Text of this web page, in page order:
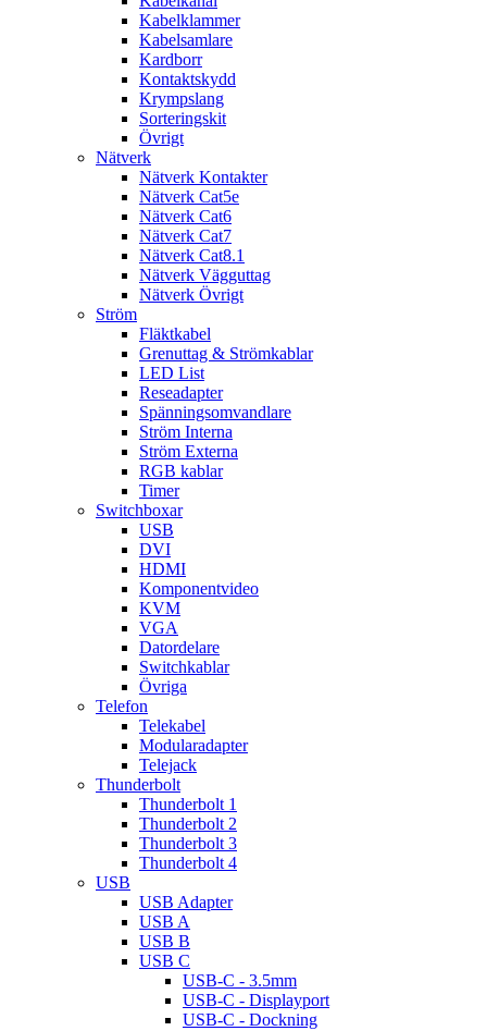
Kabelklammer
Kabelsamlare
Kardborr
Kontaktskydd
Krympslang
Sorteringskit
Övrigt
Nätverk
Nätverk Kontakter
Nätverk Cat5e
Nätverk Cat6
Nätverk Cat7
Nätverk Cat8.1
Nätverk Vägguttag
Nätverk Övrigt
Ström
Fläktkabel
Grenuttag & Strömkablar
LED List
Reseadapter
Spänningsomvandlare
Ström Interna
Ström Externa
RGB kablar
Timer
Switchboxar
USB
DVI
HDMI
Komponentvideo
KVM
VGA
Datordelare
Switchkablar
Övriga
Telefon
Telekabel
Modularadapter
Telejack
Thunderbolt
Thunderbolt 1
Thunderbolt 2
Thunderbolt 3
Thunderbolt 4
USB
USB Adapter
USB A
USB B
USB C
USB-C - 3.5mm
USB-C - Displayport
USB-C - Dockning